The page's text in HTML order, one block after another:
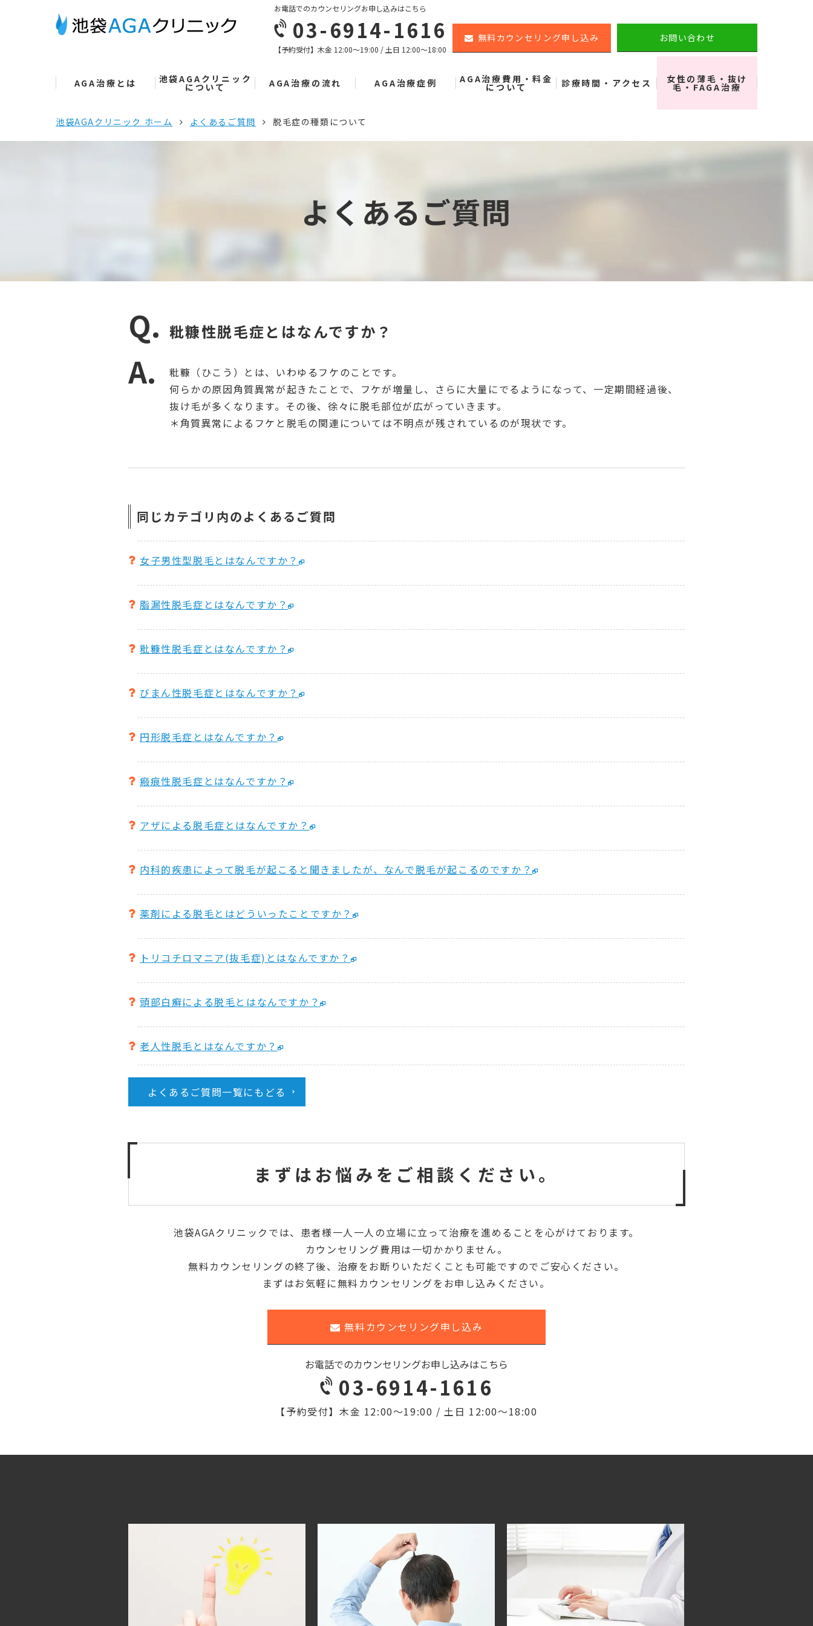
お電話でのカウンセリングお申し込みはこちら
03-6914-1616
【予約受付】木金 12:00〜19:00 / 土日 12:00〜18:00
お問い合わせ
無料カウンセリング申し込み
AGA治療とは 池袋AGAクリニック
について AGA治療の流れ AGA治療症例 AGA治療費用・料金
について 診療時間・アクセス 女性の薄毛・抜け
毛・FAGA治療
池袋AGAクリニック ホーム よくあるご質問 脱毛症の種類について
よくあるご質問
粃糠性脱毛症とはなんですか？
粃糠（ひこう）とは、いわゆるフケのことです。
何らかの原因角質異常が起きたことで、フケが増量し、さらに大量にでるようになって、一定期間経過後、
抜け毛が多くなります。その後、徐々に脱毛部位が広がっていきます。
＊角質異常によるフケと脱毛の関連については不明点が残されているのが現状です。
同じカテゴリ内のよくあるご質問
女子男性型脱毛とはなんですか？
脂漏性脱毛症とはなんですか？
粃糠性脱毛症とはなんですか？
びまん性脱毛症とはなんですか？
円形脱毛症とはなんですか？
瘢痕性脱毛症とはなんですか？
アザによる脱毛症とはなんですか？
内科的疾患によって脱毛が起こると聞きましたが、なんで脱毛が起こるのですか？
薬剤による脱毛とはどういったことですか？
トリコチロマニア(抜毛症)とはなんですか？
頭部白癬による脱毛とはなんですか？
老人性脱毛とはなんですか？
よくあるご質問一覧にもどる
まずはお悩みをご相談ください。
池袋AGAクリニックでは、患者様一人一人の立場に立って治療を進めることを心がけております。
カウンセリング費用は一切かかりません。
無料カウンセリングの終了後、治療をお断りいただくことも可能ですのでご安心ください。
まずはお気軽に無料カウンセリングをお申し込みください。
無料カウンセリング申し込み
お電話でのカウンセリングお申し込みはこちら
03-6914-1616
【予約受付】 木金 12:00〜19:00 / 土日 12:00〜18:00